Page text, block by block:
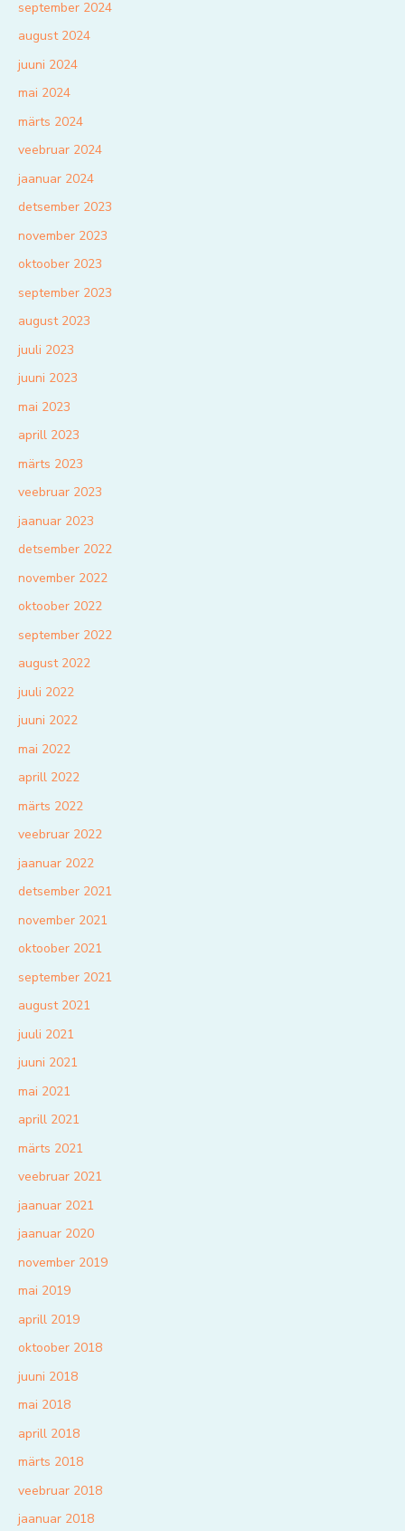
september 2024
august 2024
juuni 2024
mai 2024
märts 2024
veebruar 2024
jaanuar 2024
detsember 2023
november 2023
oktoober 2023
september 2023
august 2023
juuli 2023
juuni 2023
mai 2023
aprill 2023
märts 2023
veebruar 2023
jaanuar 2023
detsember 2022
november 2022
oktoober 2022
september 2022
august 2022
juuli 2022
juuni 2022
mai 2022
aprill 2022
märts 2022
veebruar 2022
jaanuar 2022
detsember 2021
november 2021
oktoober 2021
september 2021
august 2021
juuli 2021
juuni 2021
mai 2021
aprill 2021
märts 2021
veebruar 2021
jaanuar 2021
jaanuar 2020
november 2019
mai 2019
aprill 2019
oktoober 2018
juuni 2018
mai 2018
aprill 2018
märts 2018
veebruar 2018
jaanuar 2018